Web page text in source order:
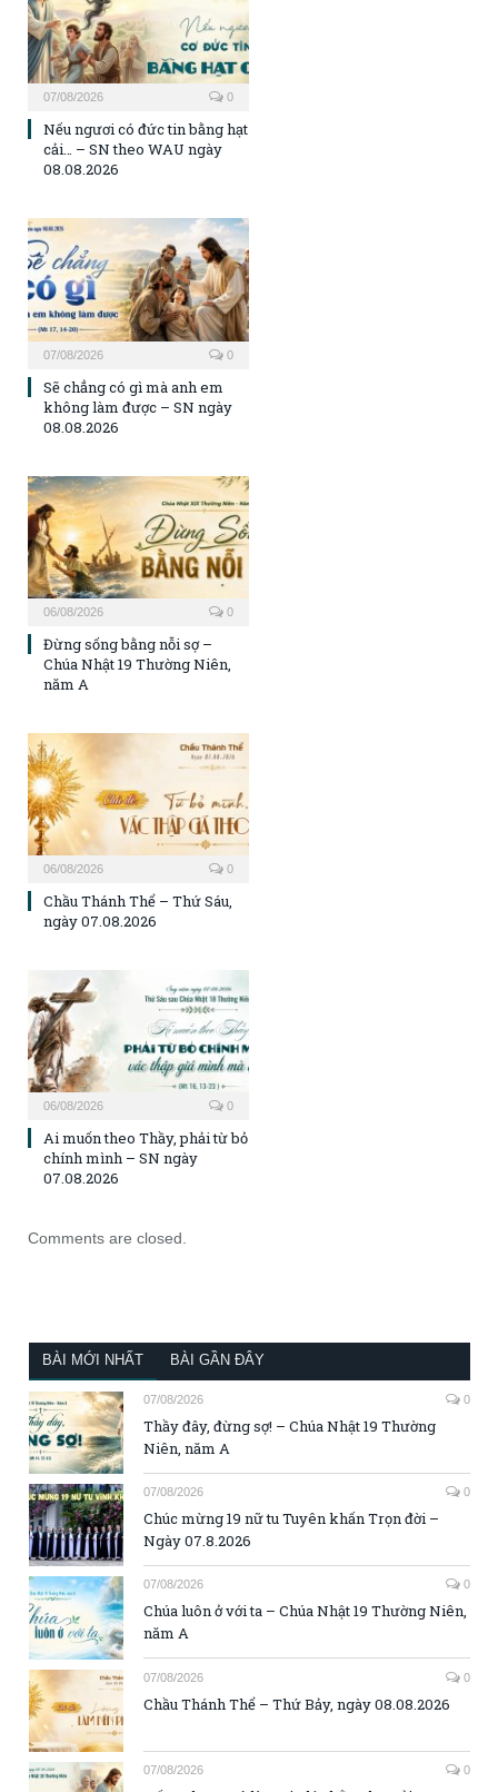
07/08/2026 0
Nếu ngươi có đức tin bằng hạt
cải… – SN theo WAU ngày
08.08.2026
07/08/2026 0
Sẽ chẳng có gì mà anh em
không làm được – SN ngày
08.08.2026
06/08/2026 0
Đừng sống bằng nỗi sợ –
Chúa Nhật 19 Thường Niên,
năm A
06/08/2026 0
Chầu Thánh Thể – Thứ Sáu,
ngày 07.08.2026
06/08/2026 0
Ai muốn theo Thầy, phải từ bỏ
chính mình – SN ngày
07.08.2026
Comments are closed.
BÀI MỚI NHẤT BÀI GẦN ĐÂY
07/08/2026 0
Thầy đây, đừng sợ! – Chúa Nhật 19 Thường
Niên, năm A
07/08/2026 0
Chúc mừng 19 nữ tu Tuyên khấn Trọn đời –
Ngày 07.8.2026
07/08/2026 0
Chúa luôn ở với ta – Chúa Nhật 19 Thường Niên,
năm A
07/08/2026 0
Chầu Thánh Thể – Thứ Bảy, ngày 08.08.2026
07/08/2026 0